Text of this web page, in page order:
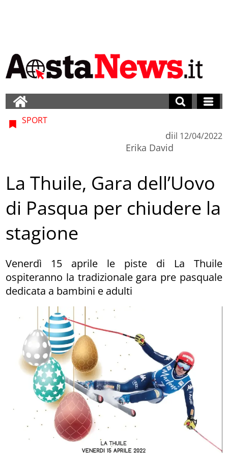
SPORT
di
Erika David
il 12/04/2022
La Thuile, Gara dell’Uovo
di Pasqua per chiudere la
stagione
Venerdì 15 aprile le piste di La Thuile
ospiteranno la tradizionale gara pre pasquale
dedicata a bambini e adulti